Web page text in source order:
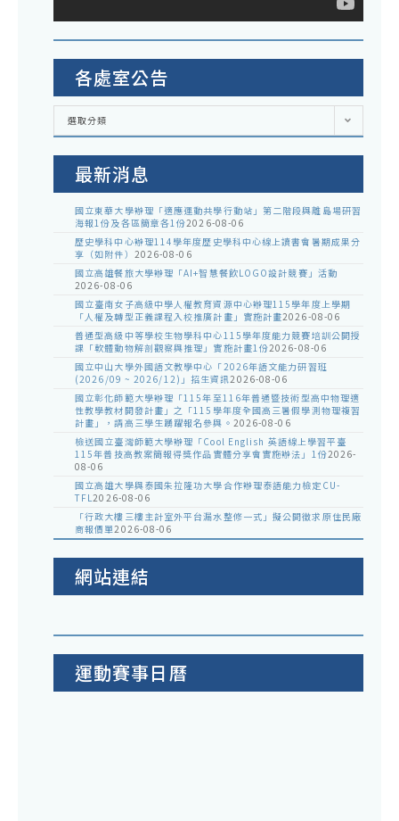
各處室公告
各
室
選取分類
最新消息
國立東華大學辦理「適應運動共學行動站」第二階段與離島場研習
海報1份及各區簡章各1份2026-08-06
歷史學科中心辦理114學年度歷史學科中心線上讀書會暑期成果分
享（如附件） 2026-08-06
國立高雄餐旅大學辦理「AI+智慧餐飲LOGO設計競賽」活動
2026-08-06
國立臺南女子高級中學人權教育資源中心辦理115學年度上學期
「人權及轉型正義課程入校推廣計畫」實施計畫2026-08-06
普通型高級中等學校生物學科中心115學年度能力競賽培訓公開授
課「軟體動物解剖觀察與推理」實施計畫1份2026-08-06
國立中山大學外國語文教學中心「2026年語文能力研習班
(2026/09 ~ 2026/12)」招生資訊2026-08-06
國立彰化師範大學辦理「115年至116年普通暨技術型高中物理適
性教學教材開發計畫」之「115學年度全國高三暑假學測物理複習
計畫」，請高三學生踴躍報名參與。 2026-08-06
檢送國立臺灣師範大學辦理「Cool English 英語線上學習平臺
115年普技高教案簡報得獎作品實體分享會實施辦法」1份2026-
08-06
國立高雄大學與泰國朱拉隆功大學合作辦理泰語能力檢定CU-
TFL2026-08-06
「行政大樓三樓主計室外平台漏水整修一式」擬公開徵求原住民廠
商報價單2026-08-06
網站連結
運動賽事日曆